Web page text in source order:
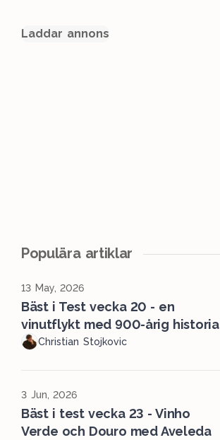
Laddar annons
Populära artiklar
13 May, 2026
Bäst i Test vecka 20 - en
vinutflykt med 900-årig historia
Christian Stojkovic
3 Jun, 2026
Bäst i test vecka 23 - Vinho
Verde och Douro med Aveleda